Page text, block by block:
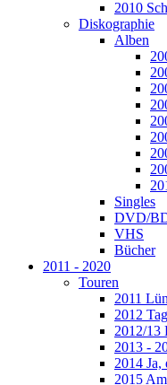
2010
Diskographie
Alben
Singles
DVD/
VHS
Bücher
2011 - 2020
Touren
2011
2012
2012/13
2013 -
2014 Ja,
2015